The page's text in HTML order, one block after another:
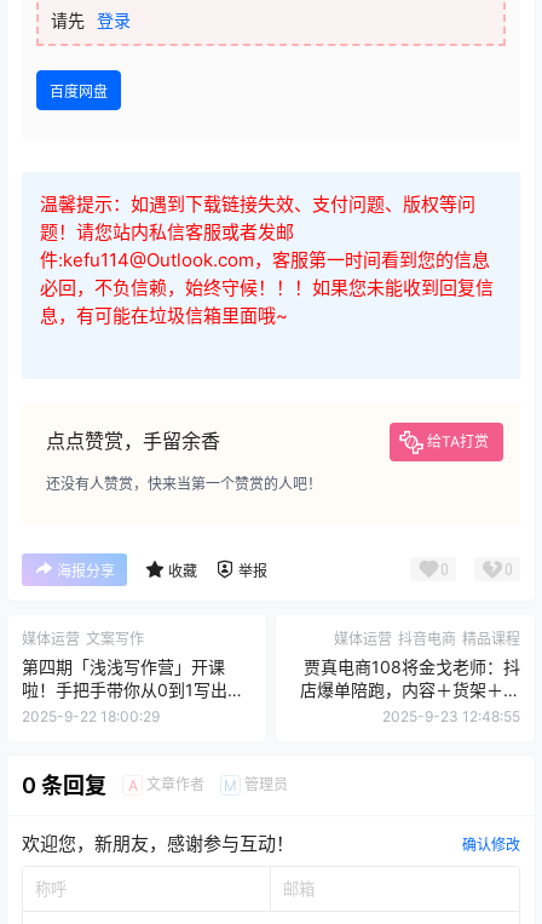
请先 登录
百度网盘
温馨提示：如遇到下载链接失效、支付问题、版权等问
题！请您站内私信客服或者发邮
件:kefu114@Outlook.com，客服第一时间看到您的信息
必回，不负信赖，始终守候！！！如果您未能收到回复信
息，有可能在垃圾信箱里面哦~
点点赞赏，手留余香 给TA打赏
还没有人赞赏，快来当第一个赞赏的人吧！
海报分享 收藏 举报 0 0
媒体运营 文案写作
第四期「浅浅写作营」开课
啦！手把手带你从0到1写出高
级感文章
2025-9-22 18:00:29
媒体运营 抖音电商 精品课程
贾真电商108将金戈老师：抖
店爆单陪跑，内容＋货架＋全
域四频共振，从0-1爆单
2025-9-23 12:48:55
0 条回复 A 文章作者 M 管理员
欢迎您，新朋友，感谢参与互动！ 确认修改